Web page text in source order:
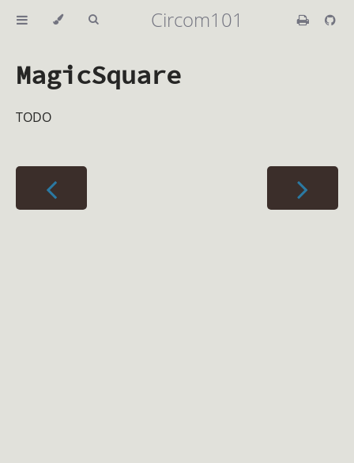
Circom101
MagicSquare
TODO